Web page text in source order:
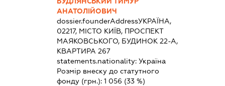
АНАТОЛІЙОВИЧ
dossier.founderAddressУКРАЇНА,
02217, МІСТО КИЇВ, ПРОСПЕКТ
МАЯКОВСЬКОГО, БУДИНОК 22-А,
КВАРТИРА 267
statements.nationality:Україна
Розмір внеску до статутного
фонду (грн.):1 056 (33 %)